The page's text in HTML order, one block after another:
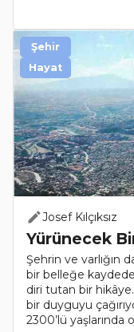
Josef Kılçıksız
Yürünecek
Şehrin ve varlığın
bir belleğe
diri tutan bir
bir duyguyu
2300’lü yaşlarında
Şehir
Hayat